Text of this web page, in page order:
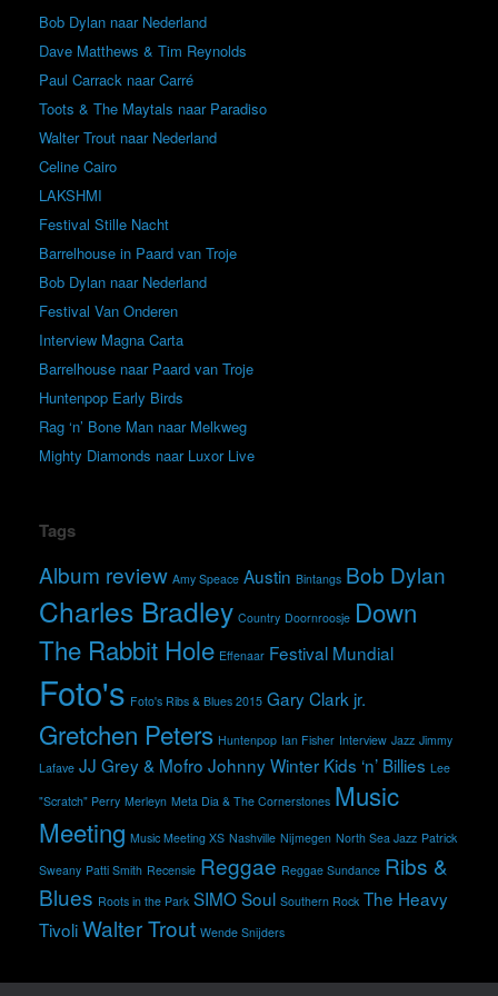
Bob Dylan naar Nederland
Dave Matthews & Tim Reynolds
Paul Carrack naar Carré
Toots & The Maytals naar Paradiso
Walter Trout naar Nederland
Celine Cairo
LAKSHMI
Festival Stille Nacht
Barrelhouse in Paard van Troje
Bob Dylan naar Nederland
Festival Van Onderen
Interview Magna Carta
Barrelhouse naar Paard van Troje
Huntenpop Early Birds
Rag ‘n’ Bone Man naar Melkweg
Mighty Diamonds naar Luxor Live
Tags
Album review Amy Speace Austin Bintangs Bob Dylan
Charles Bradley Country Doornroosje Down
The Rabbit Hole Effenaar Festival Mundial
Foto's Foto's Ribs & Blues 2015 Gary Clark jr.
Gretchen Peters Huntenpop Ian Fisher Interview Jazz Jimmy
Lafave JJ Grey & Mofro Johnny Winter Kids ‘n’ Billies Lee
"Scratch" Perry Merleyn Meta Dia & The Cornerstones Music
Meeting Music Meeting XS Nashville Nijmegen North Sea Jazz Patrick
Sweany Patti Smith Recensie Reggae Reggae Sundance Ribs &
Blues Roots in the Park SIMOSoul Southern Rock The Heavy
TivoliWalter Trout Wende Snijders